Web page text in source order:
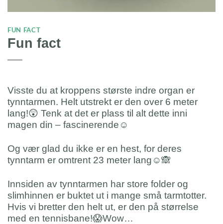
FUN FACT
Fun fact
Visste du at kroppens største indre organ er
tynntarmen. Helt utstrekt er den over 6 meter
lang!😲 Tenk at det er plass til alt dette inni
magen din – fascinerende☺️
Og vær glad du ikke er en hest, for deres
tynntarm er omtrent 23 meter lang☺️🙈
Innsiden av tynntarmen har store folder og
slimhinnen er buktet ut i mange små tarmtotter.
Hvis vi bretter den helt ut, er den på størrelse
med en tennisbane!😱Wow…